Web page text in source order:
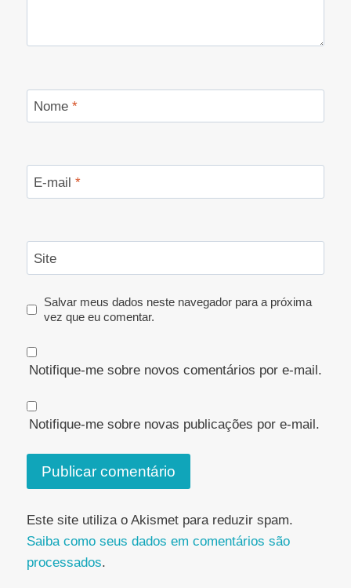
Nome *
E-mail *
Site
Salvar meus dados neste navegador para a próxima
vez que eu comentar.
Notifique-me sobre novos comentários por e-mail.
Notifique-me sobre novas publicações por e-mail.
Este site utiliza o Akismet para reduzir spam.
Saiba como seus dados em comentários são
processados.